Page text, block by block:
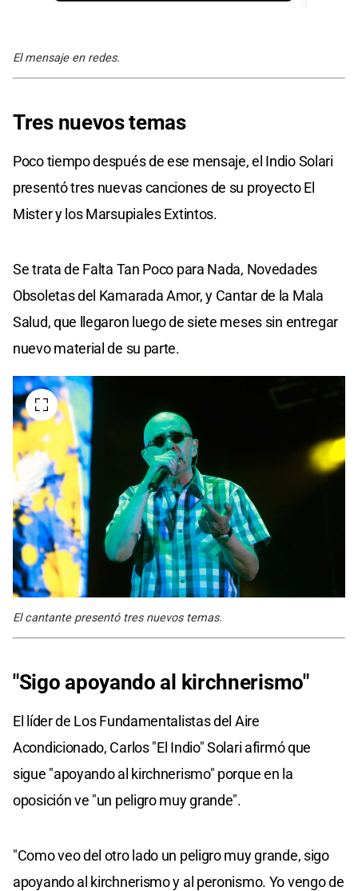
El mensaje en redes.
Tres nuevos temas
Poco tiempo después de ese mensaje, el Indio Solari
presentó tres nuevas canciones de su proyecto El
Mister y los Marsupiales Extintos.
Se trata de Falta Tan Poco para Nada, Novedades
Obsoletas del Kamarada Amor, y Cantar de la Mala
Salud, que llegaron luego de siete meses sin entregar
nuevo material de su parte.
El cantante presentó tres nuevos temas.
"Sigo apoyando al kirchnerismo"
El líder de Los Fundamentalistas del Aire
Acondicionado, Carlos "El Indio" Solari afirmó que
sigue "apoyando al kirchnerismo" porque en la
oposición ve "un peligro muy grande".
"Como veo del otro lado un peligro muy grande, sigo
apoyando al kirchnerismo y al peronismo. Yo vengo de